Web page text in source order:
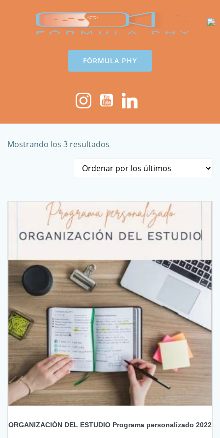
al
contenido
FÓRMULA PHY
Mostrando los 3 resultados
los
ORGANIZACIÓN DEL ESTUDIO Programa personalizado 2022